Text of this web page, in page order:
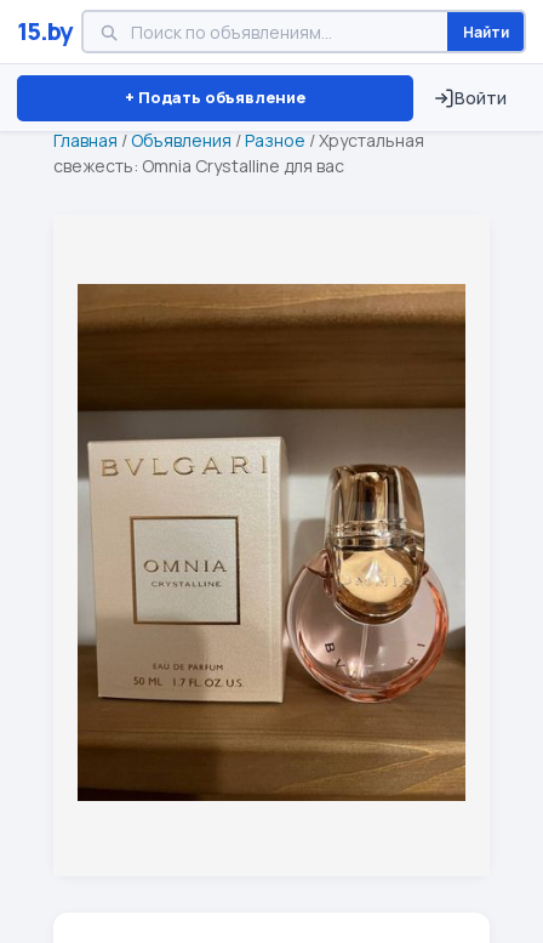
15.by Найти
+ Подать объявление Войти
Минск Витебск Брест ⏱ ТОЛЬКО 15 ДНЕЙ
Главная /Объявления /Разное /Хрустальная
свежесть: Omnia Crystalline для вас